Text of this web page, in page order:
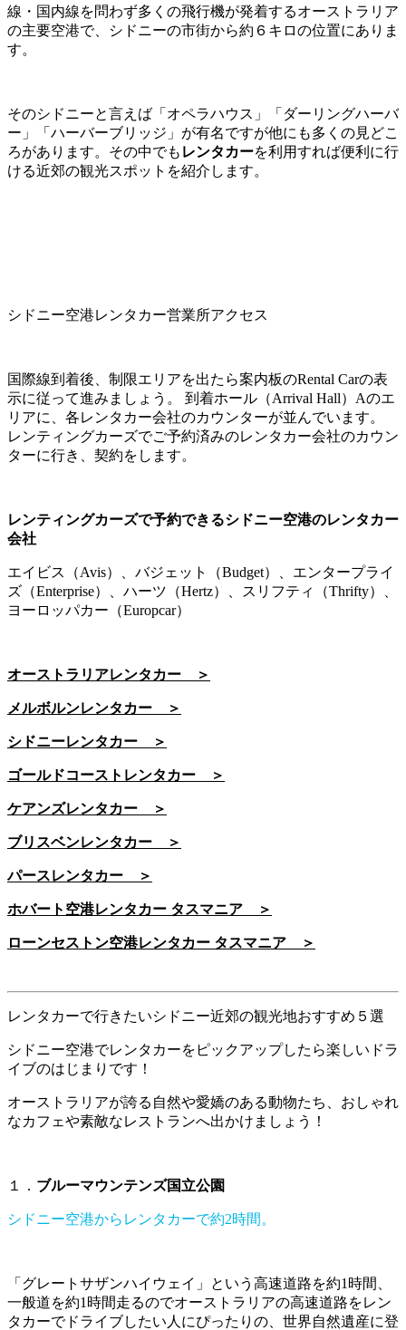
線・国内線を問わず多くの飛行機が発着するオーストラリア
の主要空港で、シドニーの市街から約６キロの位置にありま
す。
そのシドニーと言えば「オペラハウス」「ダーリングハーバ
ー」「ハーバーブリッジ」が有名ですが他にも多くの見どこ
ろがあります。その中でも レンタカーを利用すれば便利に行
ける近郊の観光スポットを紹介します。
シドニー空港レンタカー営業所アクセス
国際線到着後、制限エリアを出たら案内板のRental Carの表
示に従って進みましょう。 到着ホール（Arrival Hall）Aのエ
リアに、各レンタカー会社のカウンターが並んでいます。
レンティングカーズでご予約済みのレンタカー会社のカウン
ターに行き、契約をします。
レンティングカーズで予約できるシドニー空港のレンタカー
会社
エイビス（Avis）、バジェット（Budget）、エンタープライ
ズ（Enterprise）、ハーツ（Hertz）、スリフティ（Thrifty）、
ヨーロッパカー（Europcar）
オーストラリアレンタカー ＞
メルボルンレンタカー ＞
シドニーレンタカー ＞
ゴールドコーストレンタカー ＞
ケアンズレンタカー ＞
ブリスベンレンタカー ＞
パースレンタカー ＞
ホバート空港レンタカー タスマニア ＞
ローンセストン空港レンタカー タスマニア ＞
レンタカーで行きたいシドニー近郊の観光地おすすめ５選
シドニー空港でレンタカーをピックアップしたら楽しいドラ
イブのはじまりです！
オーストラリアが誇る自然や愛嬌のある動物たち、おしゃれ
なカフェや素敵なレストランへ出かけましょう！
１． ブルーマウンテンズ国立公園
シドニー空港からレンタカーで約2時間。
「グレートサザンハイウェイ」という高速道路を約1時間、
一般道を約1時間走るのでオーストラリアの高速道路をレン
タカーでドライブしたい人にぴったりの、世界自然遺産に登